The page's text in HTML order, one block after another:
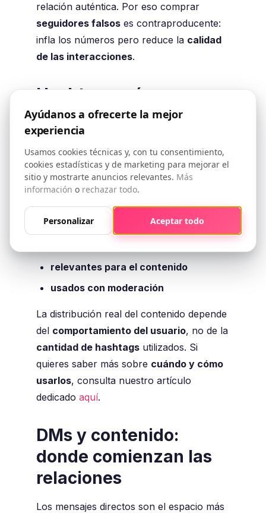
relación auténtica. Por eso comprar
seguidores falsoses contraproducente:
infla los números pero reduce la calidad
de las interacciones.
Hashtags: cómo
funcionan hoy
no son el motor del crecimiento. Ayudan
a Instagram acontextualizarun
contenido, no a hacerlo
Hoy, los hashtags más efectivos son:
relevantes para el contenido
usados con moderación
La distribución real del contenido depende
del comportamiento del usuario, no de la
cantidad de hashtagsutilizados. Si
quieres saber más sobre cuándo y cómo
usarlos, consulta nuestro artículo
dedicado aquí.
DMs y contenido:
donde comienzan las
relaciones
Los mensajes directos son el espacio más
Ayúdanos a ofrecerte la mejor
experiencia
Usamos cookies técnicas y, con tu consentimiento,
cookies estadísticas y de marketing para mejorar el
sitio y mostrarte anuncios relevantes. Más
información o rechazar todo.
Personalizar Aceptar todo